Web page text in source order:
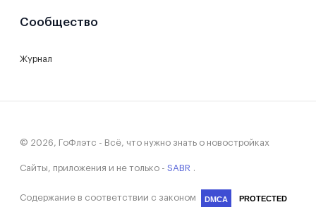
Сообщество
Журнал
© 2026, ГоФлэтс - Всё, что нужно знать о новостройках
Сайты, приложения и не только - SABR
Содержание в соответствии с законом DMCA PROTECTED